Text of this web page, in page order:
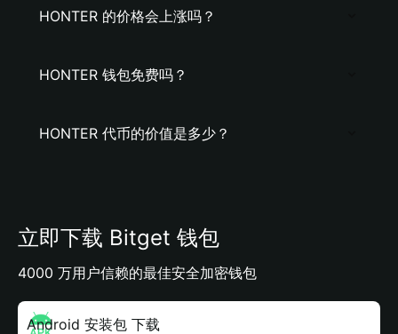
HONTER 的价格会上涨吗？
HONTER 钱包免费吗？
HONTER 代币的价值是多少？
立即下载 Bitget 钱包
4000 万用户信赖的最佳安全加密钱包
Android 安装包 下载